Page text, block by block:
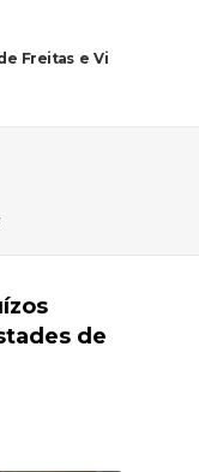
Freitas e Vi
de